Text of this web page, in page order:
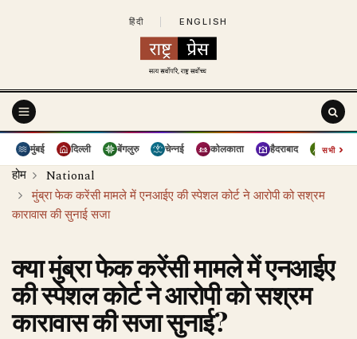
हिंदी ENGLISH
मुंबई दिल्ली बेंगलुरु चेन्नई कोलकाता हैदराबाद पुणे
सभी›
होम
National
मुंब्रा फेक करेंसी मामले में एनआईए की स्पेशल कोर्ट ने आरोपी को सश्रम
कारावास की सुनाई सजा
क्या मुंब्रा फेक करेंसी मामले में एनआईए
की स्पेशल कोर्ट ने आरोपी को सश्रम
कारावास की सजा सुनाई?